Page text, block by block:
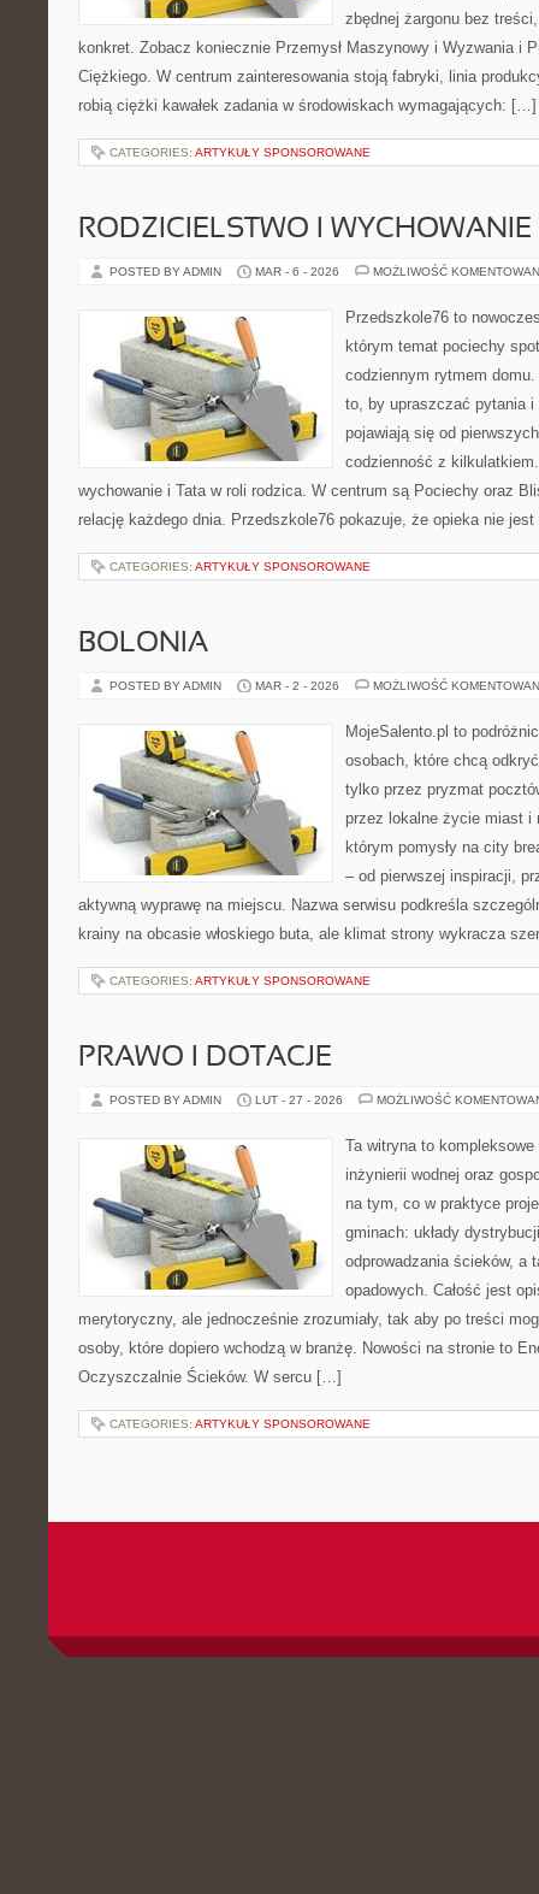
zbędnej żargonu bez
konkret. Zobacz koniecznie Przemysł Maszynowy i Wyzwania i
Ciężkiego. W centrum zainteresowania stoją fabryki, linia
robią ciężki kawałek zadania w środowiskach wymagających: […]
CATEGORIES: ARTYKUŁY SPONSOROWANE
RODZICIELSTWO I WYCHOWANIE
POSTED BY ADMIN MAR - 6 - 2026 MOŻLIWOŚĆ
Przedszkole76 to
którym temat pociechy
codziennym rytmem
to, by upraszczać pytania
pojawiają się od
codzienność z
wychowanie i Tata w roli rodzica. W centrum są Pociechy oraz
relację każdego dnia. Przedszkole76 pokazuje, że opieka nie
CATEGORIES: ARTYKUŁY SPONSOROWANE
BOLONIA
POSTED BY ADMIN MAR - 2 - 2026 MOŻLIWOŚĆ
MojeSalento.pl to
osobach, które chcą
tylko przez pryzmat
przez lokalne życie miast i
którym pomysły na city
– od pierwszej inspiracji,
aktywną wyprawę na miejscu. Nazwa serwisu podkreśla
krainy na obcasie włoskiego buta, ale klimat strony wykracza
CATEGORIES: ARTYKUŁY SPONSOROWANE
PRAWO I DOTACJE
POSTED BY ADMIN LUT - 27 - 2026 MOŻLIWOŚĆ
Ta witryna to
inżynierii wodnej oraz
na tym, co w praktyce
gminach: układy
odprowadzania ścieków, a
opadowych. Całość jest
merytoryczny, ale jednocześnie zrozumiały, tak aby po treści
osoby, które dopiero wchodzą w branżę. Nowości na stronie to
Oczyszczalnie Ścieków. W sercu […]
CATEGORIES: ARTYKUŁY SPONSOROWANE